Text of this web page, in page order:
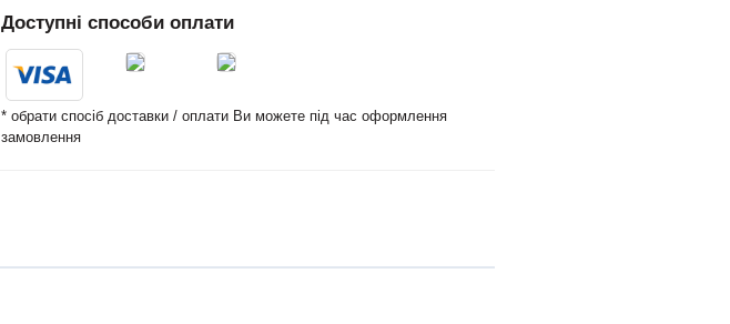
Доступні способи оплати
* обрати спосіб доставки / оплати Ви можете під час оформлення
замовлення